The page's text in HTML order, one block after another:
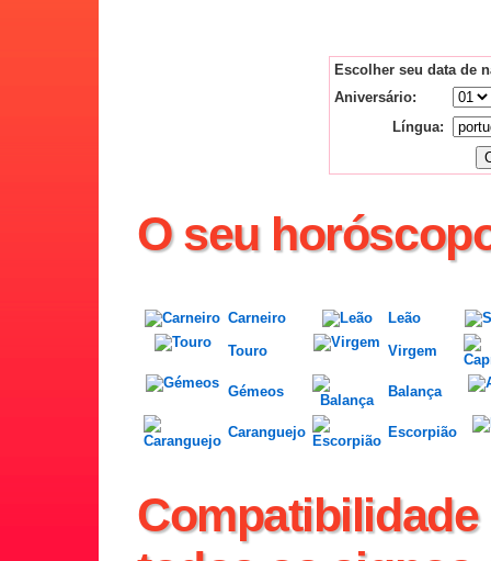
Escolher seu data de
Aniversário:
Língua:
O seu
Carneiro
Leão
Touro
Virgem
Gémeos Balança
Caranguejo Escorpião